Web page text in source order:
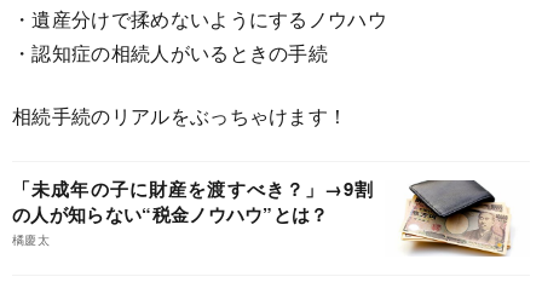
・遺産分けで揉めないようにするノウハウ
・認知症の相続人がいるときの手続
相続手続のリアルをぶっちゃけます！
「未成年の子に財産を渡すべき？」→9割
の人が知らない“税金ノウハウ”とは？
橘慶太